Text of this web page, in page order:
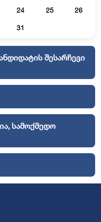
24 25 26
31
შესარჩევი
სამოქმედო